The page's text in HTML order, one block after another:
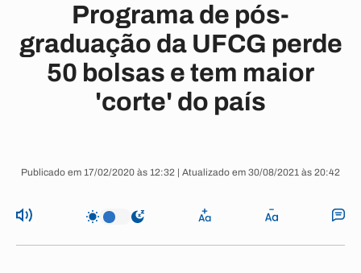
Programa de pós-
graduação da UFCG perde
50 bolsas e tem maior
'corte' do país
Publicado em 17/02/2020 às 12:32 | Atualizado em 30/08/2021 às 20:42